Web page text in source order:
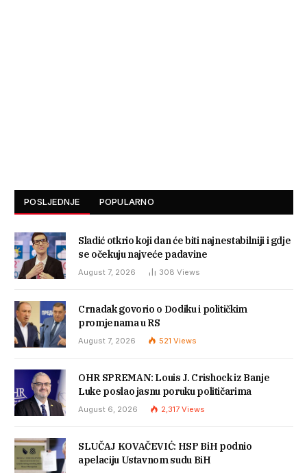
POSLJEDNJE POPULARNO
Sladić otkrio koji dan će biti najnestabilniji i gdje
se očekuju najveće padavine
August 7, 2026 308 Views
Crnadak govorio o Dodiku i političkim
promjenama u RS
August 7, 2026 521 Views
OHR SPREMAN: Louis J. Crishock iz Banje
Luke poslao jasnu poruku političarima
August 6, 2026 2,317 Views
SLUČAJ KOVAČEVIĆ: HSP BiH podnio
apelaciju Ustavnom sudu BiH